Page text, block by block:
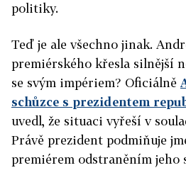
politiky.
Teď je ale všechno jinak.
premiérského křesla silnější
se svým impériem? Oficiálně
schůzce s prezidentem
uvedl, že situaci vyřeší v
Právě prezident podmiňuje
premiérem odstraněním jeho